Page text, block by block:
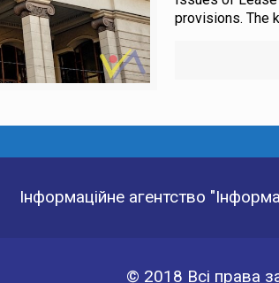
provisions. The
Інформаційне агентство
© 2018 Всі права